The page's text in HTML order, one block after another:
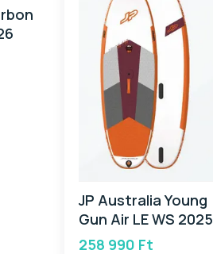
JP Australia Young
Gun Air LE WS 2025
258 990 Ft